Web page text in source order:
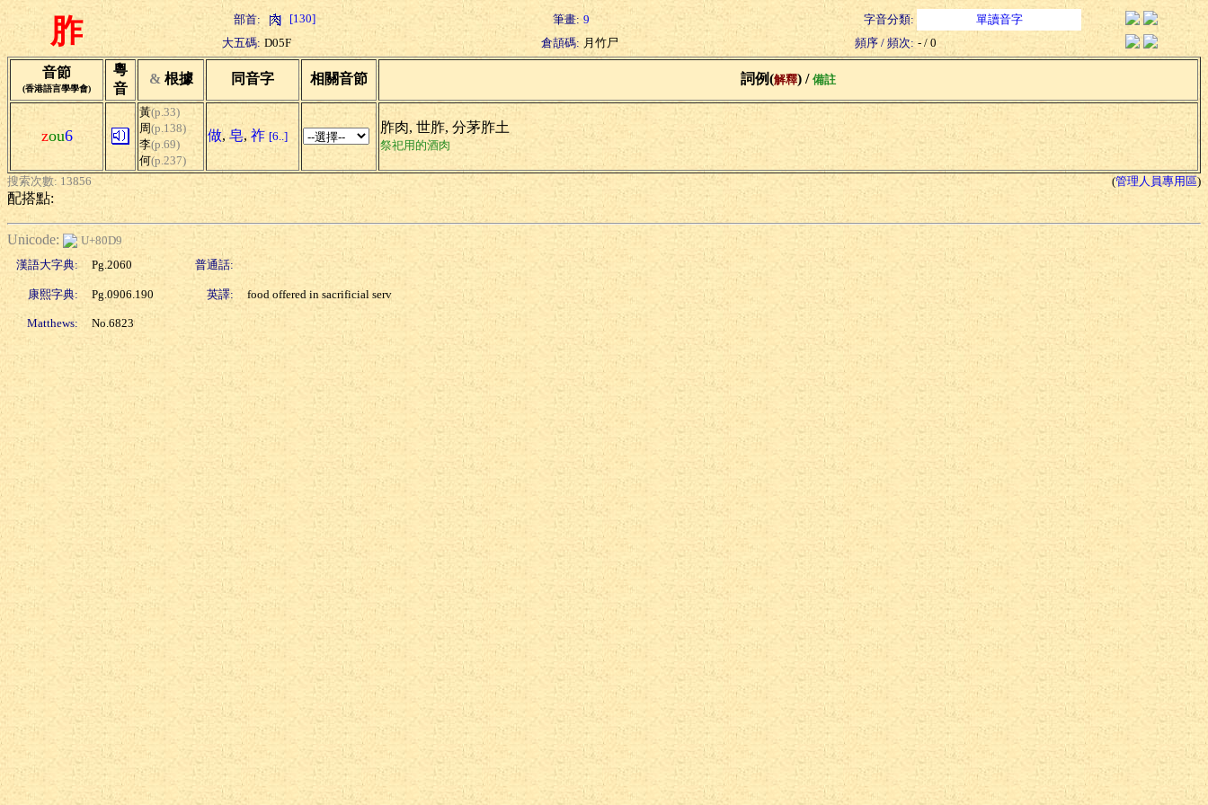
胙 部首: [130] 筆畫: 9 字音分類:
單讀音字
大五碼: D05F 倉頡碼: 月竹尸 頻序 / 頻次: - / 0
音節
(香港語言學學會)
粵
音
& 根據 同音字 相關音節 詞例(解釋) / 備註
zou6
黃(p.33)
周(p.138)
李(p.69)
何(p.237)
做, 皂, 祚 [6..]
胙肉, 世胙, 分茅胙土
祭祀用的酒肉
搜索次數: 13856 (管理人員專用區)
配搭點:
Unicode:
U+80D9
漢語大字典:
Pg.2060 普通話:
康熙字典: Pg.0906.190 英譯: food offered in sacrificial serv
Matthews: No.6823